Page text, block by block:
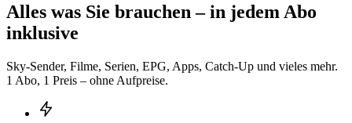
Alles was Sie brauchen – in jedem Abo
inklusive
Sky-Sender, Filme, Serien, EPG, Apps, Catch-Up und vieles mehr.
1 Abo, 1 Preis – ohne Aufpreise.